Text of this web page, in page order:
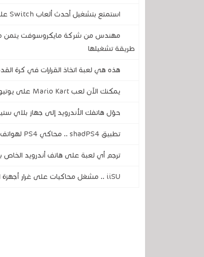
استمتع بتشغيل أحدث ألعاب Switch على أندرويد باستخدام هذا المحاكي الجديد
طريقة تشغيلها
هذه هي لعبة اتخاذ القرارات في كرة
يمكنك الآن لعب Mario Kart على يوتيوب، ولست بحاجة إلى جهاز نينتندو سويتش
حوّل هاتفك الأندرويد إلى جهاز بلاي ستيشن 2 .. أفضل مشغل ومحاكي بلاي
تطبيق shadPS4 .. محاكي PS4 لهواتف أندرويد متوفر الآن و إليك كيفية تنزيله
ترجم أي لعبة على هاتف أندرويد الخاص
iiSU .. مشغل محاكيات على غرار أجهزة الألعاب لهواتف أندرويد